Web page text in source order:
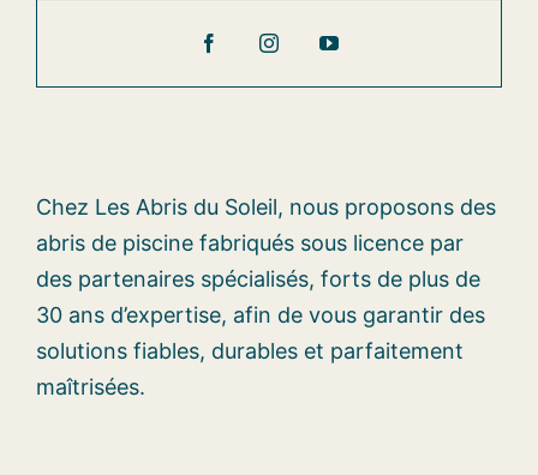
Chez Les Abris du Soleil, nous proposons des
abris de piscine fabriqués sous licence par
des partenaires spécialisés, forts de plus de
30 ans d’expertise, afin de vous garantir des
solutions fiables, durables et parfaitement
maîtrisées.